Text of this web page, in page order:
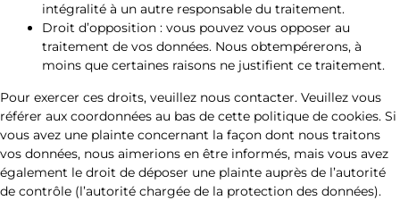
intégralité à un autre responsable du traitement.
Droit d’opposition : vous pouvez vous opposer au
traitement de vos données. Nous obtempérerons, à
moins que certaines raisons ne justifient ce traitement.
Pour exercer ces droits, veuillez nous contacter. Veuillez vous
référer aux coordonnées au bas de cette politique de cookies. Si
vous avez une plainte concernant la façon dont nous traitons
vos données, nous aimerions en être informés, mais vous avez
également le droit de déposer une plainte auprès de l’autorité
de contrôle (l’autorité chargée de la protection des données).